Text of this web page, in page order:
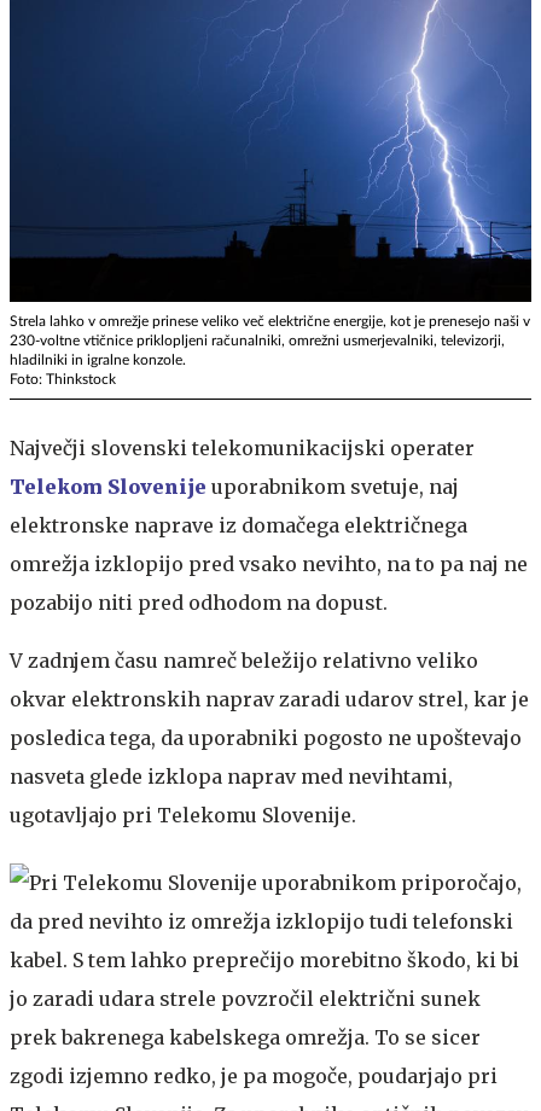
Strela lahko v omrežje prinese veliko več električne energije, kot je prenesejo naši v
230-voltne vtičnice priklopljeni računalniki, omrežni usmerjevalniki, televizorji,
hladilniki in igralne konzole.
Foto: Thinkstock
Največji slovenski telekomunikacijski operater
Telekom Slovenije uporabnikom svetuje, naj
elektronske naprave iz domačega električnega
omrežja izklopijo pred vsako nevihto, na to pa naj ne
pozabijo niti pred odhodom na dopust.
V zadnjem času namreč beležijo relativno veliko
okvar elektronskih naprav zaradi udarov strel, kar je
posledica tega, da uporabniki pogosto ne upoštevajo
nasveta glede izklopa naprav med nevihtami,
ugotavljajo pri Telekomu Slovenije.